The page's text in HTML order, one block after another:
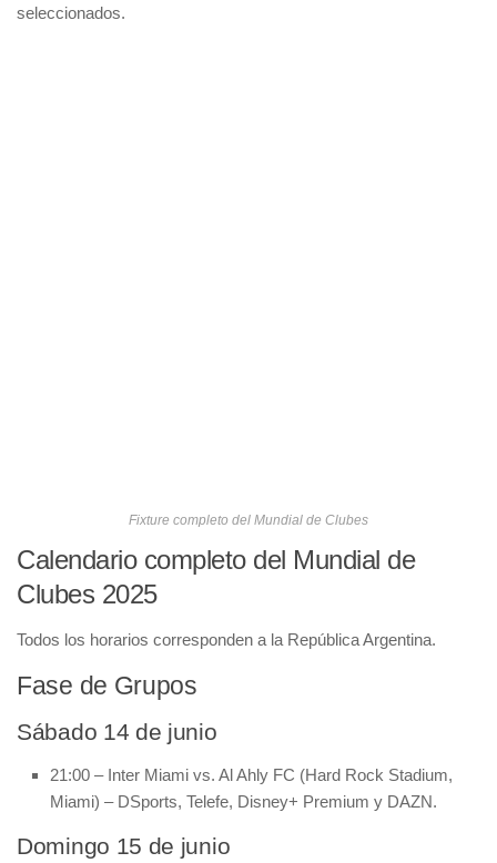
seleccionados.
Fixture completo del Mundial de Clubes
Calendario completo del Mundial de
Clubes 2025
Todos los horarios corresponden a la República Argentina.
Fase de Grupos
Sábado 14 de junio
21:00 – Inter Miami vs. Al Ahly FC (Hard Rock Stadium,
Miami) – DSports, Telefe, Disney+ Premium y DAZN.
Domingo 15 de junio